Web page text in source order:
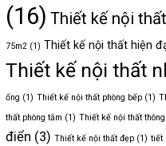
(16) Thiết kế nội
75m2 (1) Thiết kế nội thất hiện
Thiết kế nội thất
ống (1) Thiết kế nội thất phòng bếp (1)
thất phòng tắm (1) Thiết kế nội thất
điển (3) Thiết kế nội thất đẹp (1) tiết